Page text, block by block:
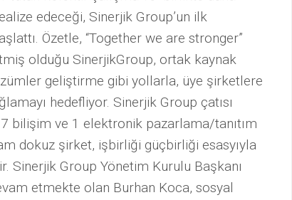
BIRLIKTE…
CHATGPT
(AI
–
YAPAY
ZEKA)
16.
STAJOKULU
BAŞLIYOR.
edeceği, Sinerjik Group’un ilk
Özetle, “Together we are stronger”
olduğu SinerjikGroup, ortak kaynak
geliştirme gibi yollarla, üye şirketlere
hedefliyor. Sinerjik Group çatısı
7 bilişim ve 1 elektronik pazarlama/tanıtım
dokuz şirket, işbirliği güçbirliği esasyıyla
Sinerjik Group Yönetim Kurulu Başkanı
etmekte olan Burhan Koca, sosyal